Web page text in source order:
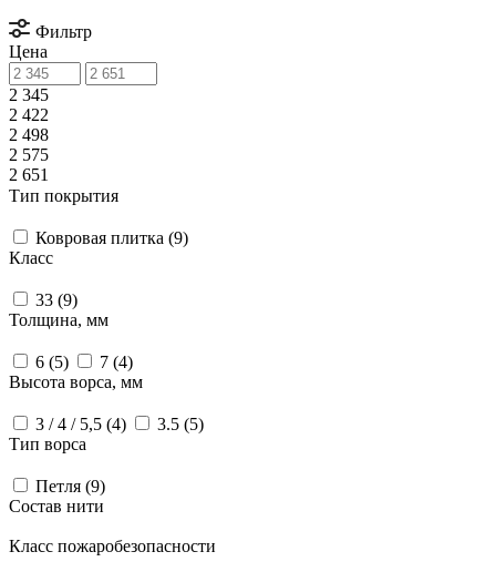
Фильтр
Цена
2 345
2 422
2 498
2 575
2 651
Тип покрытия
Ковровая плитка (9)
Класс
33 (9)
Толщина, мм
6 (5) 7 (4)
Высота ворса, мм
3 / 4 / 5,5 (4) 3.5 (5)
Тип ворса
Петля (9)
Состав нити
Класс пожаробезопасности